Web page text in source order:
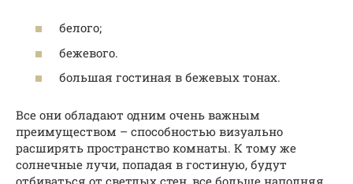
белого;
бежевого.
большая гостиная в бежевых тонах.
Все они обладают одним очень важным
преимуществом – способностью визуально
расширять пространство комнаты. К тому же
солнечные лучи, попадая в гостиную, будут